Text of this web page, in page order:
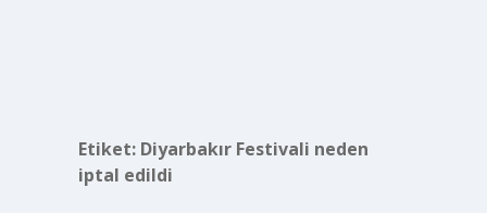
Etiket: Diyarbakır Festivali neden
iptal edildi